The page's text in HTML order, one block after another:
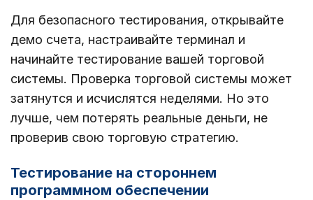
Для безопасного тестирования, открывайте
демо счета, настраивайте терминал и
начинайте тестирование вашей торговой
системы. Проверка торговой системы может
затянутся и исчислятся неделями. Но это
лучше, чем потерять реальные деньги, не
проверив свою торговую стратегию.
Тестирование на стороннем
программном обеспечении